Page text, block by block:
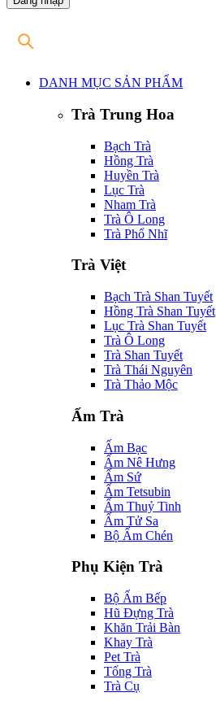
DANH MỤC SẢN PHẨM
Trà Trung Hoa
Bạch Trà
Hồng Trà
Huyền Trà
Lục Trà
Nham Trà
Trà Ô Long
Trà Phổ Nhĩ
Trà Việt
Bạch Trà Shan Tuyết
Hồng Trà Shan Tuyết
Lục Trà Shan Tuyết
Trà Ô Long
Trà Shan Tuyết
Trà Thái Nguyên
Trà Thảo Mộc
Ấm Trà
Ấm Bạc
Ấm Nê Hưng
Ấm Sứ
Ấm Tetsubin
Ấm Thuỷ Tinh
Ấm Tử Sa
Bộ Ấm Chén
Phụ Kiện Trà
Bộ Ấm Bếp
Hũ Đựng Trà
Khăn Trải Bàn
Khay Trà
Pet Trà
Tống Trà
Trà Cụ